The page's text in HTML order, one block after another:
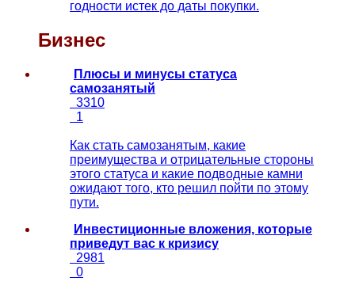
годности истек до даты покупки.
Бизнес
Плюсы и минусы статуса
самозанятый
3310
1
Как стать самозанятым, какие
преимущества и отрицательные стороны
этого статуса и какие подводные камни
ожидают того, кто решил пойти по этому
пути.
Инвестиционные вложения, которые
приведут вас к кризису
2981
0